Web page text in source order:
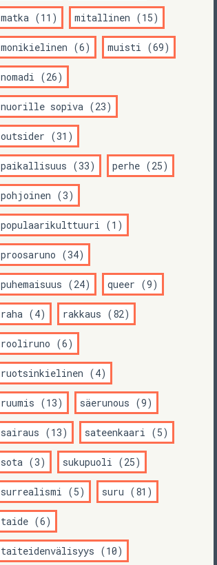
matka (11) mitallinen (15)
monikielinen (6) muisti (69)
nomadi (26)
nuorille sopiva (23)
outsider (31)
paikallisuus (33) perhe (25)
pohjoinen (3)
populaarikulttuuri (1)
proosaruno (34)
puhemaisuus (24) queer (9)
raha (4) rakkaus (82)
rooliruno (6)
ruotsinkielinen (4)
ruumis (13) säerunous (9)
sairaus (13) sateenkaari (5)
sota (3) sukupuoli (25)
surrealismi (5) suru (81)
taide (6)
taiteidenvälisyys (10)